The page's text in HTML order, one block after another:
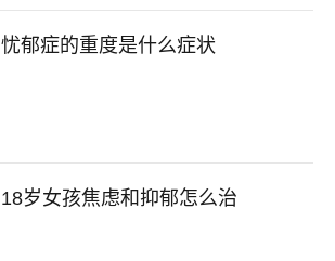
忧郁症的重度是什么症状
18岁女孩焦虑和抑郁怎么治